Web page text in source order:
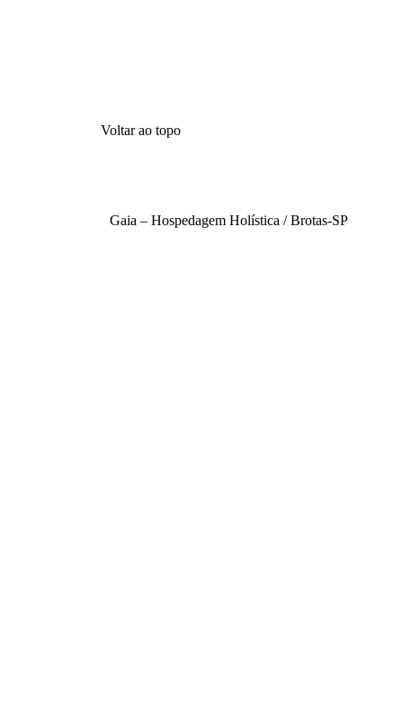
Voltar ao topo
Gaia – Hospedagem Holística / Brotas-SP